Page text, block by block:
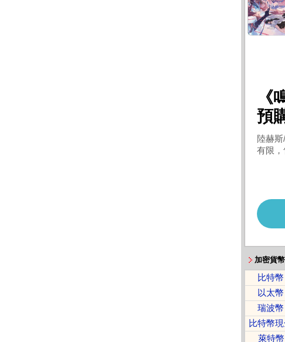
加密貨幣
比特幣
以太幣
瑞波幣
比特幣
萊特幣